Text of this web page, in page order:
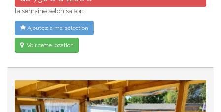
la semaine selon saison
Ajoutez à ma sélection
Voir cette location